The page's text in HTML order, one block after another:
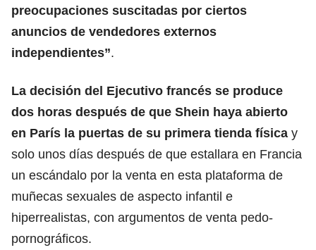
preocupaciones suscitadas por ciertos
anuncios de vendedores externos
independientes”.
La decisión del Ejecutivo francés se produce
dos horas después de que Shein haya abierto
en París la puertas de su primera tienda física y
solo unos días después de que estallara en Francia
un escándalo por la venta en esta plataforma de
muñecas sexuales de aspecto infantil e
hiperrealistas, con argumentos de venta pedo-
pornográficos.